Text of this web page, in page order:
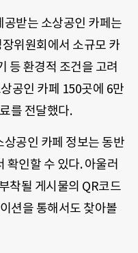
공받는 소상공인 카페는
위원회에서 소규모 카
등 환경적 조건을 고려
공인 카페 150곳에 6만
를 전달했다.
상공인 카페 정보는 동반
확인할 수 있다. 아울러
착될 게시물의 QR코드
션을 통해서도 찾아볼